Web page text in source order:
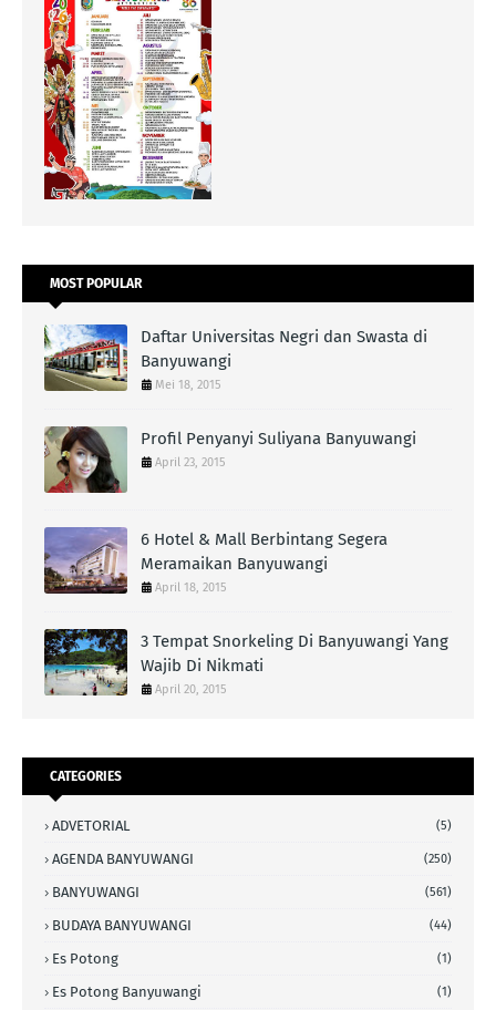
MOST POPULAR
Daftar Universitas Negri dan Swasta di
Banyuwangi
Mei 18, 2015
Profil Penyanyi Suliyana Banyuwangi
April 23, 2015
6 Hotel & Mall Berbintang Segera
Meramaikan Banyuwangi
April 18, 2015
3 Tempat Snorkeling Di Banyuwangi Yang
Wajib Di Nikmati
April 20, 2015
CATEGORIES
ADVETORIAL (5)
AGENDA BANYUWANGI (250)
BANYUWANGI (561)
BUDAYA BANYUWANGI (44)
Es Potong (1)
Es Potong Banyuwangi (1)